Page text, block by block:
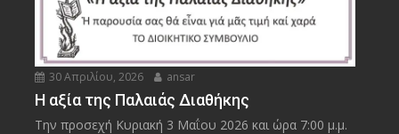
30 Απριλίου, 2026 ansar
Η αξία της Παλαιάς Διαθήκης
Την προσεχή Κυριακή 3 Μαΐου 2026 και ώρα 7:00 μ.μ.